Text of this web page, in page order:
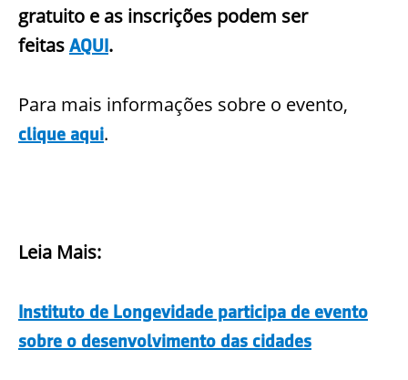
gratuito e as inscrições podem ser
feitas AQUI.
Para mais informações sobre o evento,
clique aqui.
Leia Mais:
Instituto de Longevidade participa de evento
sobre o desenvolvimento das cidades